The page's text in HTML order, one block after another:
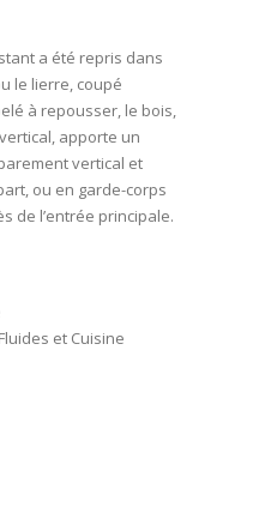
a été repris dans
le lierre, coupé
à repousser, le bois,
apporte un
vertical et
ou en garde-corps
de l’entrée principale.
Fluides et Cuisine